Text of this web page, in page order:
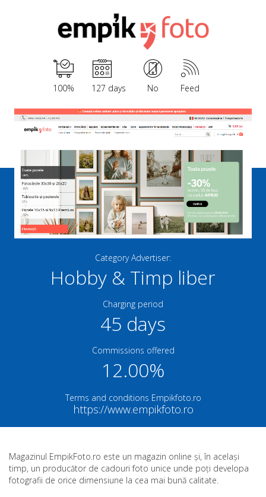
100% 127 days No Feed
Category Advertiser:
Hobby & Timp liber
Charging period
45 days
Commissions offered
12.00%
Terms and conditions Empikfoto.ro
https://www.empikfoto.ro
Magazinul EmpikFoto.ro este un magazin online și, în același
timp, un producător de cadouri foto unice unde poți developa
fotografii de orice dimensiune la cea mai bună calitate.